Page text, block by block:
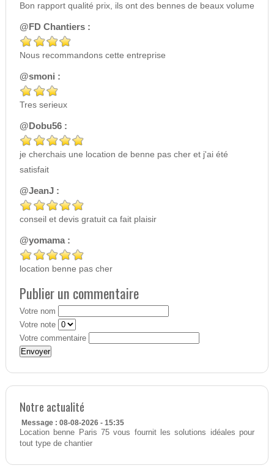
Bon rapport qualité prix, ils ont des bennes de beaux volume
@FD Chantiers :
Nous recommandons cette entreprise
@smoni :
Tres serieux
@Dobu56 :
je cherchais une location de benne pas cher et j'ai été
satisfait
@JeanJ :
conseil et devis gratuit ca fait plaisir
@yomama :
location benne pas cher
Publier un commentaire
Votre nom
Votre note
Votre commentaire
Notre actualité
Message : 08-08-2026 - 15:35
Location benne Paris 75 vous fournit les solutions idéales pour
tout type de chantier